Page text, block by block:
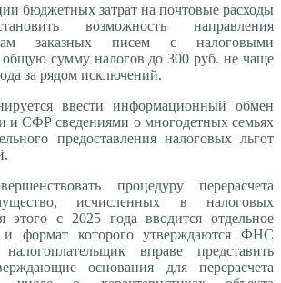
бюджетных затрат на почтовые расходы
возможность направления
заказных писем с налоговыми
сумму налогов до 300 руб. не чаще
за рядом исключений.
ввести информационный обмен
СФР сведениями о многодетных семьях
предоставления налоговых льгот
процедуру перерасчета
исчисленных в налоговых
этого с 2025 года вводится отдельное
и формат которого утверждаются ФНС
вправе представить
основания для перерасчета